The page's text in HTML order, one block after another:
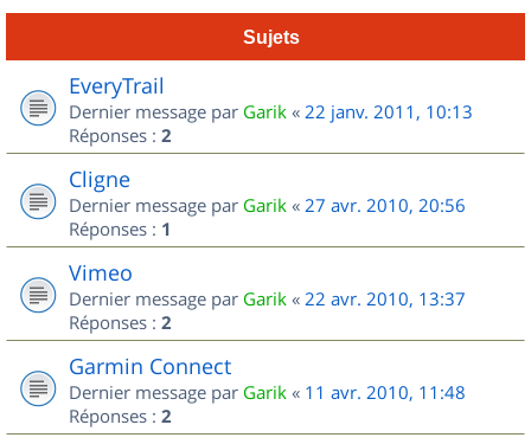
Sujets
EveryTrail
Dernier message par Garik « 22 janv. 2011, 10:13
Réponses : 2
Cligne
Dernier message par Garik « 27 avr. 2010, 20:56
Réponses : 1
Vimeo
Dernier message par Garik « 22 avr. 2010, 13:37
Réponses : 2
Garmin Connect
Dernier message par Garik « 11 avr. 2010, 11:48
Réponses : 2